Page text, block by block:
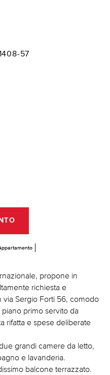
57
propone in
richiesta e
via Sergio Forti 56, comodo
primo servito da
rifatta e spese deliberate
grandi camere da letto,
e lavanderia.
balcone terrazzato.